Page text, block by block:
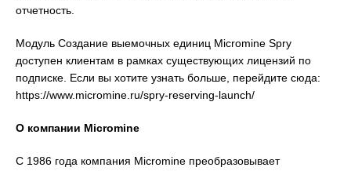
отчетность.
Модуль Создание выемочных единиц Micromine Spry
доступен клиентам в рамках существующих лицензий по
подписке. Если вы хотите узнать больше, перейдите сюда:
https://www.micromine.ru/spry-reserving-launch/
О компании Micromine
С 1986 года компания Micromine преобразовывает